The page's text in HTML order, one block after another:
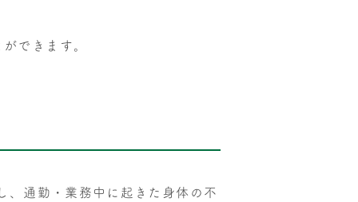
できます。
通勤・業務中に起きた身体の不